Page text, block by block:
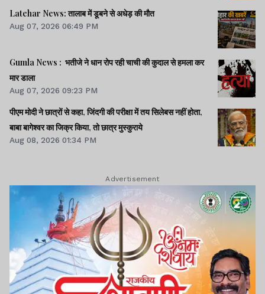
Latehar News: तालाब में डूबने से अधेड़ की मौत
Aug 07, 2026 06:49 PM
Gumla News : भतीजे ने धान रोप रही चाची की कुदाल से हमला कर
मार डाला
Aug 07, 2026 09:23 PM
पीएम मोदी ने छात्रों से कहा, जिंदगी की परीक्षा में तय सिलेबस नहीं होता,
बाबा बागेश्वर का जिक्र किया, तो छात्र मुस्कुराये
Aug 08, 2026 01:34 PM
Advertisement